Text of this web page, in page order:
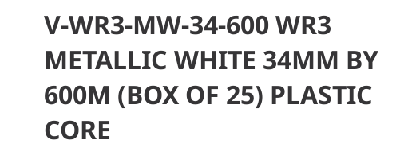
V-WR3-MW-34-600 WR3
METALLIC WHITE 34MM BY
600M (BOX OF 25) PLASTIC
CORE